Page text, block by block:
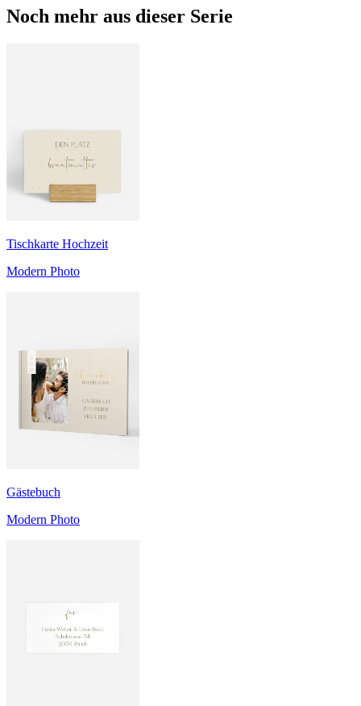
Noch mehr aus dieser Serie
Tischkarte Hochzeit
Modern Photo
Gästebuch
Modern Photo